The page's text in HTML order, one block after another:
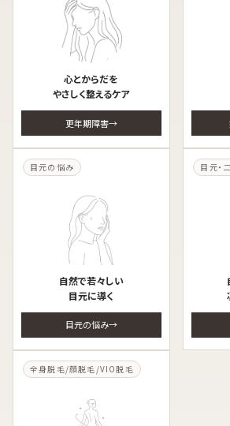
心とからだを
やさしく整えるケア
更年期障害
目元の悩み
自然で若々しい
目元に導く
目元の悩み
目元・
全身脱毛/顔脱毛/VIO脱毛